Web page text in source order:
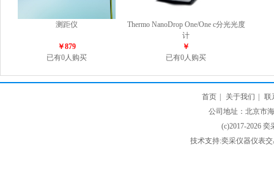
测距仪
￥879
已有0人购买
Thermo NanoDrop One/One c分光光度
计
￥
已有0人购买
首页 关于我们
联
公司地址：北京市
(c)2017-2026
技术支持:奕采仪器仪表